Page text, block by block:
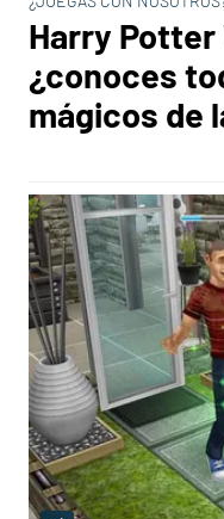
Harry
¿conoces
mágicos de